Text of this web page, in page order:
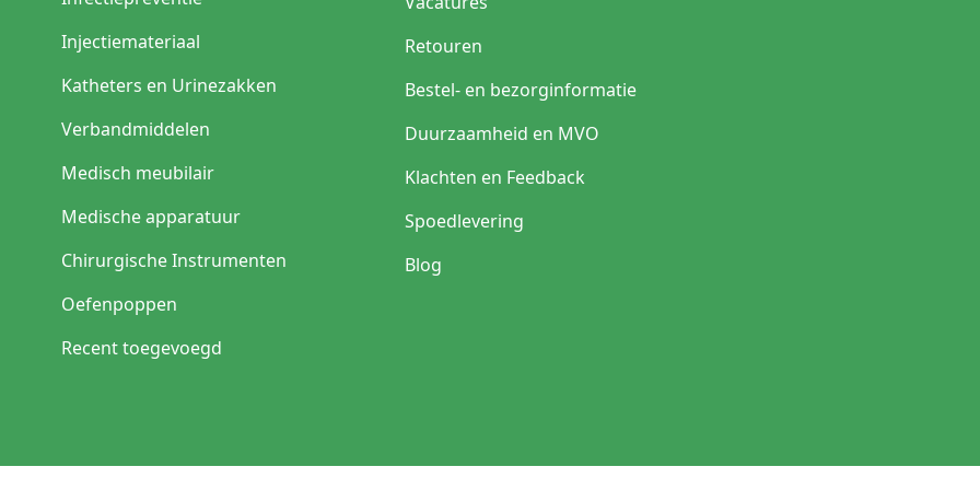
Een productexpert uit de zorg adviseert: Let bij de keuze van een instrumentenwagen
instrumentarium te minimaliseren. Zorg daarnaast dat de wagen naadloos gelast is;
Injectiemateriaal
Katheters en Urinezakken
Verbandmiddelen
Medisch meubilair
Medische apparatuur
Chirurgische Instrumenten
Oefenpoppen
Recent toegevoegd
Retouren
Bestel- en bezorginformatie
Duurzaamheid en MVO
Klachten en Feedback
Spoedlevering
Blog